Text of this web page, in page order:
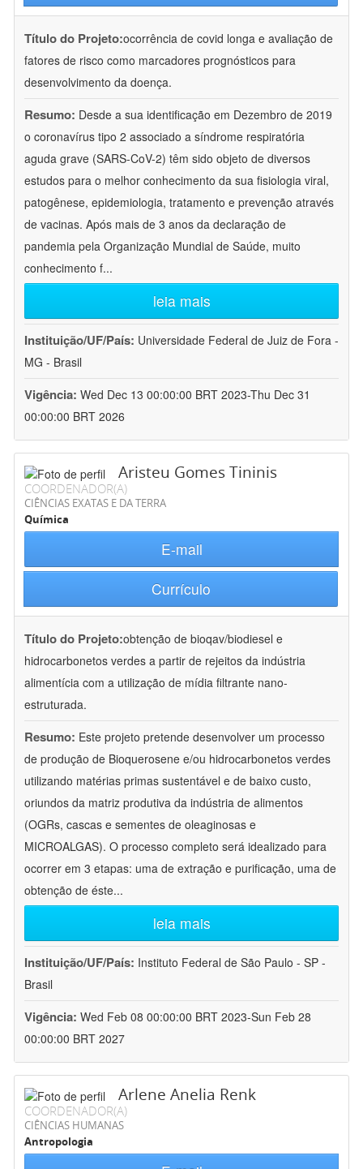
Título do Projeto:ocorrência de covid longa e avaliação de
fatores de risco como marcadores prognósticos para
desenvolvimento da doença.
Resumo: Desde a sua identificação em Dezembro de 2019
o coronavírus tipo 2 associado a síndrome respiratória
aguda grave (SARS-CoV-2) têm sido objeto de diversos
estudos para o melhor conhecimento da sua fisiologia viral,
patogênese, epidemiologia, tratamento e prevenção através
de vacinas. Após mais de 3 anos da declaração de
pandemia pela Organização Mundial de Saúde, muito
conhecimento f...
leia mais
Instituição/UF/País: Universidade Federal de Juiz de Fora -
MG - Brasil
Vigência: Wed Dec 13 00:00:00 BRT 2023-Thu Dec 31
00:00:00 BRT 2026
Aristeu Gomes Tininis
COORDENADOR(A)
CIÊNCIAS EXATAS E DA TERRA
Química
E-mail
Currículo
Título do Projeto:obtenção de bioqav/biodiesel e
hidrocarbonetos verdes a partir de rejeitos da indústria
alimentícia com a utilização de mídia filtrante nano-
estruturada.
Resumo: Este projeto pretende desenvolver um processo
de produção de Bioquerosene e/ou hidrocarbonetos verdes
utilizando matérias primas sustentável e de baixo custo,
oriundos da matriz produtiva da indústria de alimentos
(OGRs, cascas e sementes de oleaginosas e
MICROALGAS). O processo completo será idealizado para
ocorrer em 3 etapas: uma de extração e purificação, uma de
obtenção de éste...
leia mais
Instituição/UF/País: Instituto Federal de São Paulo - SP -
Brasil
Vigência: Wed Feb 08 00:00:00 BRT 2023-Sun Feb 28
00:00:00 BRT 2027
Arlene Anelia Renk
COORDENADOR(A)
CIÊNCIAS HUMANAS
Antropologia